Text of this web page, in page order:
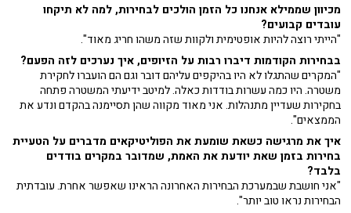
מכיוון שממילא אנחנו כל הזמן הולכים לבחירות, למה לא תיקחו
עובדים קבועים?
"הייתי רוצה להיות אופטימית ולקוות שזה משהו חריג מאוד".
בבחירות הקודמות דיברו רבות על הזיופים, איך נערכים לזה הפעם?
"המקרים שהתגלו לא היו בהיקפים עליהם דובר וגם הם הועברו לחקירת
משטרה. היו כמה עשרות בודדות כאלה. למיטב ידיעתי המשטרה פתחה
בחקירות שעדיין מתנהלות. אני מאוד מקווה שהן תסיימנה בהקדם ונדע את
הממצאים".
איך את מרגישה כשאת שומעת את הפוליטיקאים מדברים על הטעיית
בחירות בזמן שאת יודעת את האמת, שמדובר במקרים בודדים
בלבד?
"אני חושבת שבמערכת הבחירות האחרונה הראינו שאפשר אחרת. עובדתית
הבחירות נראו טוב יותר".